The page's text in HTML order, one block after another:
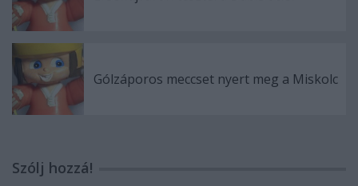
Gólzáporos meccset nyert meg a Miskolc
Szólj hozzá!